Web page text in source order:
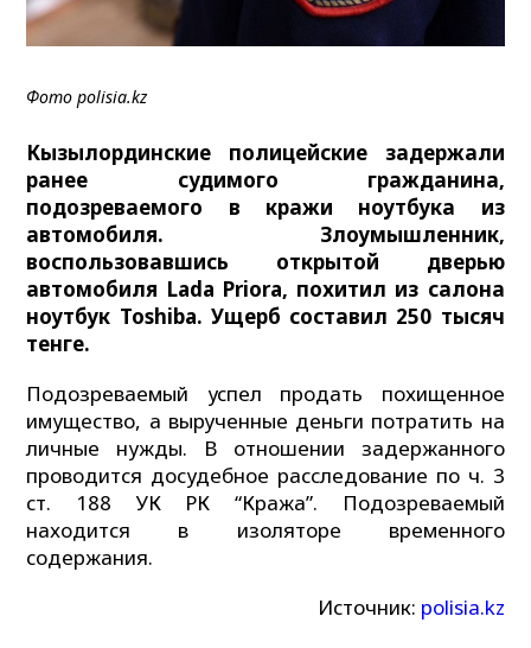
Фото polisia.kz
Кызылординские полицейские задержали
ранее судимого гражданина,
подозреваемого в кражи ноутбука из
автомобиля. Злоумышленник,
воспользовавшись открытой дверью
автомобиля Lada Priora, похитил из салона
ноутбук Toshiba. Ущерб составил 250 тысяч
тенге.
Подозреваемый успел продать похищенное
имущество, а вырученные деньги потратить на
личные нужды. В отношении задержанного
проводится досудебное расследование по ч. 3
ст. 188 УК РК “Кража”. Подозреваемый
находится в изоляторе временного
содержания.
Источник: polisia.kz